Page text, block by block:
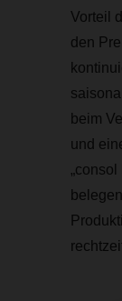
Vorteil
den
beim
und